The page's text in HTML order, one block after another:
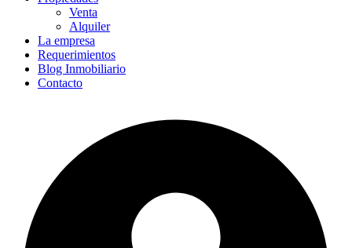
Venta
Alquiler
La empresa
Requerimientos
Blog Inmobiliario
Contacto